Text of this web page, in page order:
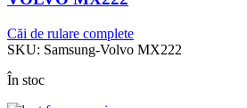
Căi de rulare complete
SKU: Samsung-Volvo MX222
În stoc